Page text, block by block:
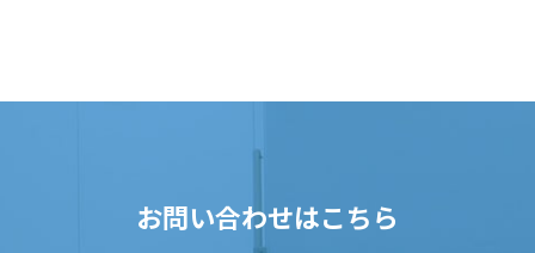
お問い合わせはこちら